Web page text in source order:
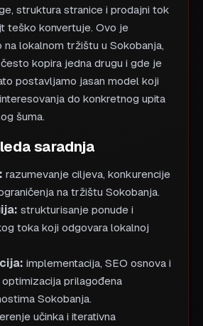
struktura stranice i prodajni tok
teško konvertuje. Ovo je
lokalnom tržištu u Sokobanja,
kopira jedna drugu i gde je
postavljamo jasan model koji
do konkretnog upita
šuma.
saradnja
razumevanje ciljeva, konkurencije
na tržištu Sokobanja.
strukturisanje ponude i
toka koji odgovara lokalnoj
implementacija, SEO osnova i
prilagođena
Sokobanja.
učinka i iterativna